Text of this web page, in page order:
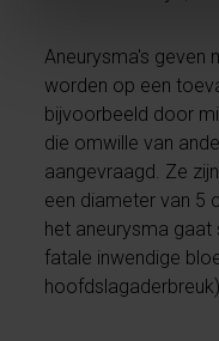
Aneurysma's geven
worden op een
bijvoorbeeld door
die omwille van
aangevraagd. Ze
een diameter van 5
het aneurysma gaat
fatale inwendige